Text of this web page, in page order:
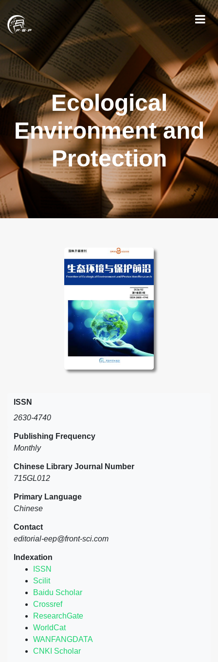
Ecological
Environment and
Protection
ISSN
2630-4740
Publishing Frequency
Monthly
Chinese Library Journal Number
715GL012
Primary Language
Chinese
Contact
editorial-eep@front-sci.com
Indexation
ISSN
Scilit
Baidu Scholar
Crossref
ResearchGate
WorldCat
WANFANGDATA
CNKI Scholar